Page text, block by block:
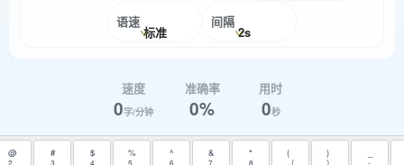
语速
标准
间隔
2s
@
2
#
3
$
4
%
5
^
6
&
7
*
8
(
（
)
） -
速度
0字/分钟
准确率
0%
用时
0秒